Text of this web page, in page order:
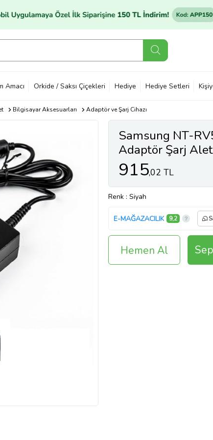
Amacı Orkide / Saksı Çiçekleri Hediye Hediye Setleri
Bilgisayar Aksesuarları Adaptör ve Şarj Cihazı
Samsung NT-
Adaptör Şarj
915,02 TL
Renk : Siyah
E-MAĞAZACILIK 9,2
Hemen Al